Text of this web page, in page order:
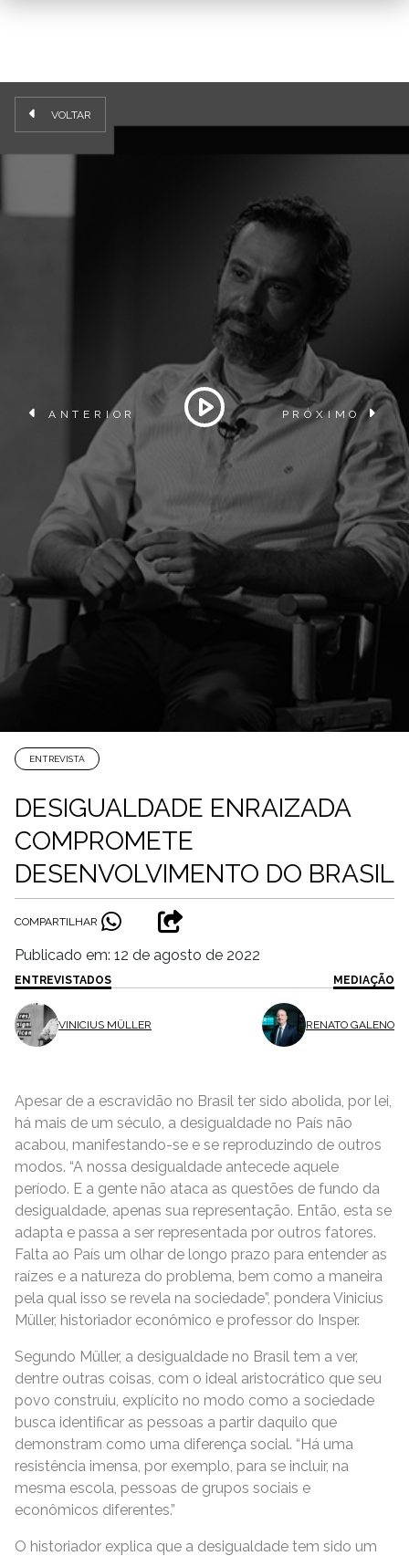
VOLTAR
ANTERIOR PRÓXIMO
ENTREVISTA
DESIGUALDADE ENRAIZADA
COMPROMETE
DESENVOLVIMENTO DO BRASIL
COMPARTILHAR
Publicado em: 12 de agosto de 2022
ENTREVISTADOS
VINICIUS MÜLLER
MEDIAÇÃO
RENATO GALENO
Apesar de a escravidão no Brasil ter sido abolida, por lei,
há mais de um século, a desigualdade no País não
acabou, manifestando-se e se reproduzindo de outros
modos. “A nossa desigualdade antecede aquele
período. E a gente não ataca as questões de fundo da
desigualdade, apenas sua representação. Então, esta se
adapta e passa a ser representada por outros fatores.
Falta ao País um olhar de longo prazo para entender as
raízes e a natureza do problema, bem como a maneira
pela qual isso se revela na sociedade”, pondera Vinicius
Müller, historiador econômico e professor do Insper.
Segundo Müller, a desigualdade no Brasil tem a ver,
dentre outras coisas, com o ideal aristocrático que seu
povo construiu, explícito no modo como a sociedade
busca identificar as pessoas a partir daquilo que
demonstram como uma diferença social. “Há uma
resistência imensa, por exemplo, para se incluir, na
mesma escola, pessoas de grupos sociais e
econômicos diferentes.”
O historiador explica que a desigualdade tem sido um